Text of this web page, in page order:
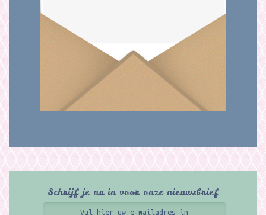
Schrijf je nu in voor onze nieuwsbrief